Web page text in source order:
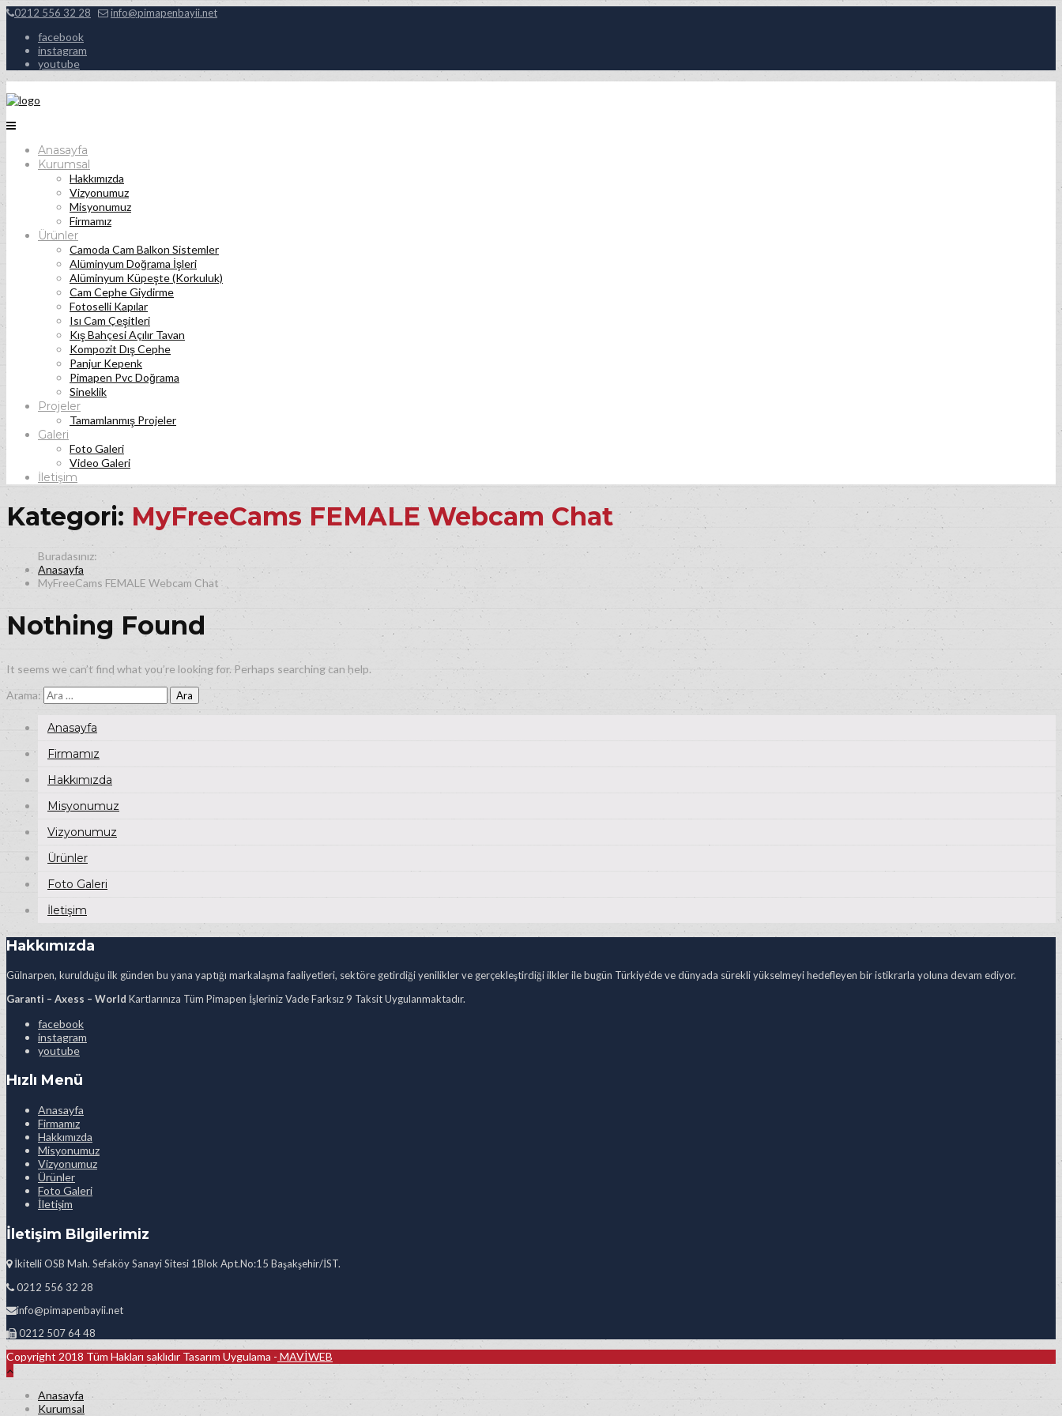
0212 556 32 28 info@pimapenbayii.net
facebook
instagram
youtube
Anasayfa
Kurumsal
Hakkımızda
Vizyonumuz
Misyonumuz
Firmamız
Ürünler
Camoda Cam Balkon Sistemler
Alüminyum Doğrama İşleri
Alüminyum Küpeşte (Korkuluk)
Cam Cephe Giydirme
Fotoselli Kapılar
Isı Cam Çeşitleri
Kış Bahçesi Açılır Tavan
Kompozit Dış Cephe
Panjur Kepenk
Pimapen Pvc Doğrama
Sineklik
Projeler
Tamamlanmış Projeler
Galeri
Foto Galeri
Video Galeri
İletişim
Kategori: MyFreeCams FEMALE Webcam Chat
Anasayfa
MyFreeCams FEMALE Webcam Chat
Nothing Found
It seems we can’t find what you’re looking for. Perhaps searching can help.
Arama:
Anasayfa
Firmamız
Hakkımızda
Misyonumuz
Vizyonumuz
Ürünler
Foto Galeri
İletişim
Hakkımızda
Gülnarpen, kurulduğu ilk günden bu yana yaptığı markalaşma faaliyetleri, sektöre getirdiği yenilikler ve gerçekleştirdiği ilkler ile bugün Türkiye’de ve dünyada sürekli yükselmeyi hedefleyen bir istikrarla yoluna devam ediyor.
Garanti – Axess – World Kartlarınıza Tüm Pimapen İşleriniz Vade Farksız 9 Taksit Uygulanmaktadır.
facebook
instagram
youtube
Hızlı Menü
Anasayfa
Firmamız
Hakkımızda
Misyonumuz
Vizyonumuz
Ürünler
Foto Galeri
İletişim
İletişim Bilgilerimiz
İkitelli OSB Mah. Sefaköy Sanayi Sitesi 1Blok Apt.No:15 Başakşehir/İST.
0212 556 32 28
info@pimapenbayii.net
0212 507 64 48
Copyright 2018 Tüm Hakları saklıdır Tasarım Uygulama - MAVİWEB
Anasayfa
Kurumsal